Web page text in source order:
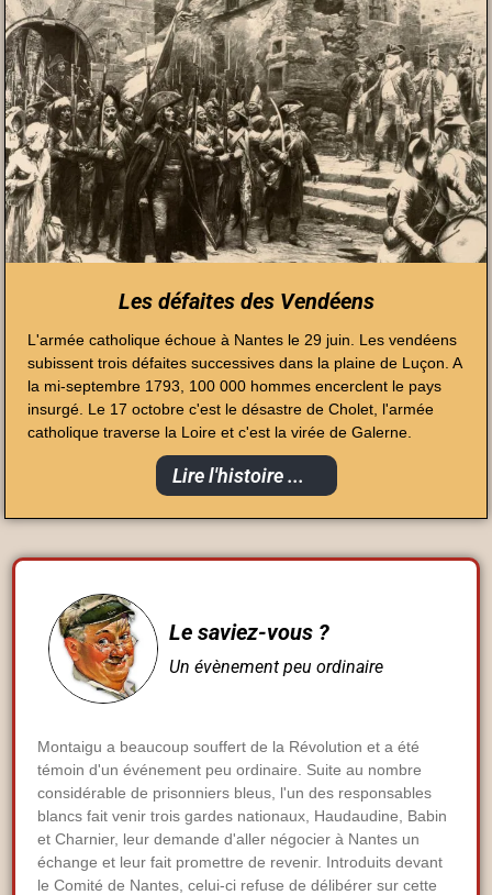
Les défaites des Vendéens
L'armée catholique échoue à Nantes le 29 juin. Les vendéens
subissent trois défaites successives dans la plaine de Luçon. A
la mi-septembre 1793, 100 000 hommes encerclent le pays
insurgé. Le 17 octobre c'est le désastre de Cholet, l'armée
catholique traverse la Loire et c'est la virée de Galerne.
Lire l'histoire ...
Le saviez-vous ?
Un évènement peu ordinaire
Montaigu a beaucoup souffert de la Révolution et a été
témoin d'un événement peu ordinaire. Suite au nombre
considérable de prisonniers bleus, l'un des responsables
blancs fait venir trois gardes nationaux, Haudaudine, Babin
et Charnier, leur demande d'aller négocier à Nantes un
échange et leur fait promettre de revenir. Introduits devant
le Comité de Nantes, celui-ci refuse de délibérer sur cette